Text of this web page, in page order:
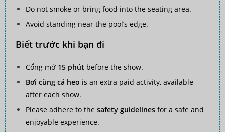
Do not smoke or bring food into the seating area.
Avoid standing near the pool’s edge.
Biết trước khi bạn đi
Cổng mở 15 phút before the show.
Bơi cùng cá heo is an extra paid activity, available
after each show.
Please adhere to the safety guidelines for a safe and
enjoyable experience.